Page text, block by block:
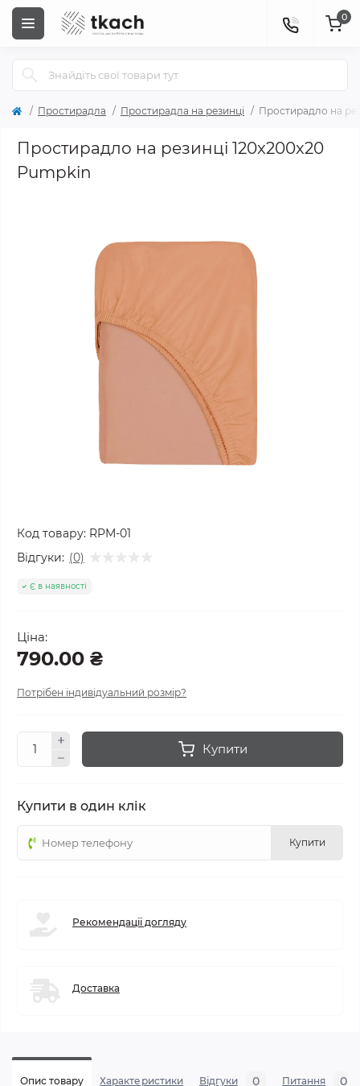
0
Простирадла Простирадла на резинці Простирадло на
Простирадло на резинці 120x200x20
Pumpkin
Код товару: RPM-01
Відгуки: (0)
Є в наявності
Ціна:
790.00 ₴
Потрібен індивідуальний розмір?
Купити
Купити в один клік
Купити
Рекомендації догляду
Доставка
Опис товару Характеристики Відгуки 0 Питання 0